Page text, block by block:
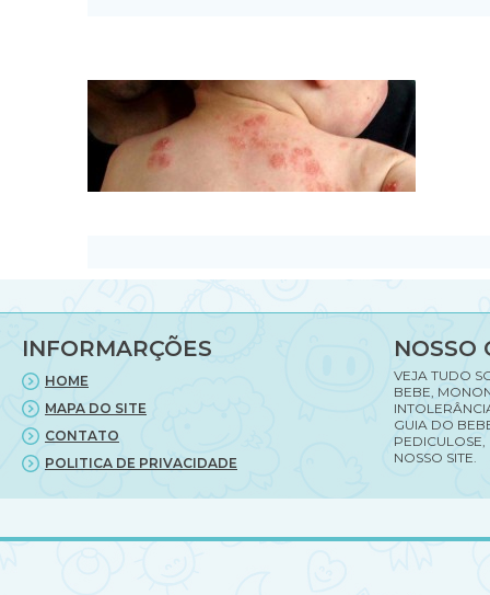
INFORMARÇÕES
HOME
MAPA DO SITE
CONTATO
POLITICA DE PRIVACIDADE
NOSSO
VEJA TUDO
BEBE,
GUIA DO
PEDICULOSE,
NOSSO SITE.